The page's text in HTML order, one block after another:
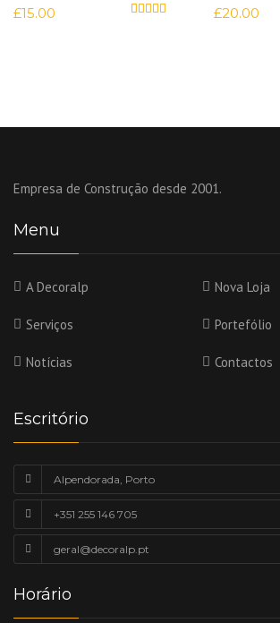
£15.00 £20.00
Empresa de Construção desde 2001.
Menu
A Decoralp Nova Loja
Serviços Portefólio
Notícias Contactos
Escritório
Alpendorada, Porto
+351 255 146 705
geral@decoralp.pt
Horário